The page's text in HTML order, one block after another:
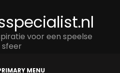
voor een speelse
sfeer
MENU